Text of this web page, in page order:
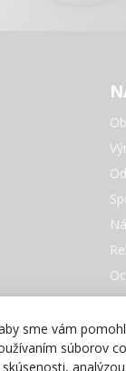
sme vám
súborov